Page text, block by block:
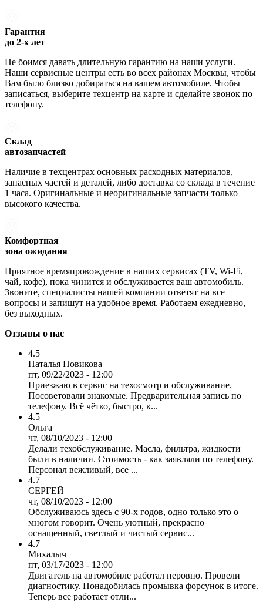
Гарантия
до 2-х лет
Не боимся давать длительную гарантию на наши услуги.
Наши сервисные центры есть во всех районах Москвы, чтобы
Вам было близко добираться на вашем автомобиле. Чтобы
записаться, выберите техцентр на карте и сделайте звонок по
телефону.
Склад
автозапчастей
Наличие в техцентрах основных расходных материалов,
запасных частей и деталей, либо доставка со склада в течение
1 часа. Оригинальные и неоригинальные запчасти только
высокого качества.
Комфортная
зона ожидания
Приятное времяпровождение в наших сервисах (TV, Wi-Fi,
чай, кофе), пока чинится и обслуживается ваш автомобиль.
Звоните, специалисты нашей компании ответят на все
вопросы и запишут на удобное время. Работаем ежедневно,
без выходных.
Отзывы о нас
4.5
Наталья Новикова
пт, 09/22/2023 - 12:00
Приезжаю в сервис на техосмотр и обслуживание.
Посоветовали знакомые. Предварительная запись по
телефону. Всё чётко, быстро, к...
4.5
Ольга
чт, 08/10/2023 - 12:00
Делали техобслуживание. Масла, фильтра, жидкости
были в наличии. Стоимость - как заявляли по телефону.
Персонал вежливый, все ...
4.7
СЕРГЕЙ
чт, 08/10/2023 - 12:00
Обслуживаюсь здесь с 90-х годов, одно только это о
многом говорит. Очень уютный, прекрасно
оснащенный, светлый и чистый сервис...
4.7
Михалыч
пт, 03/17/2023 - 12:00
Двигатель на автомобиле работал неровно. Провели
диагностику. Понадобилась промывка форсунок в итоге.
Теперь все работает отли...